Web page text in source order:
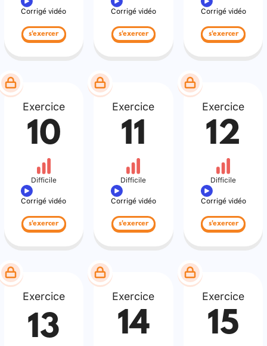
Corrigé vidéo
s'exercer
Corrigé vidéo
s'exercer
Corrigé vidéo
s'exercer
Exercice
10
Difficile
Corrigé vidéo
s'exercer
Exercice
11
Difficile
Corrigé vidéo
s'exercer
Exercice
12
Difficile
Corrigé vidéo
s'exercer
Exercice
13
Exercice
14
Exercice
15